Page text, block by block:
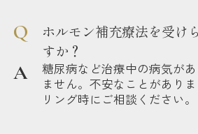
ホルモン補充療法を受け
すか？
糖尿病など治療中の病気が
ません。不安なことがあり
リング時にご相談ください。